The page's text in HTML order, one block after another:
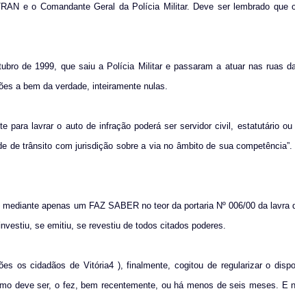
e o Comandante Geral da Polícia Militar. Deve ser lembrado que
de 1999, que saiu a Polícia Militar e passaram a atuar nas ruas
a bem da verdade, inteiramente nulas.
para lavrar o auto de infração poderá ser servidor civil, estatutário ou
de trânsito com jurisdição sobre a via no âmbito de sua competência”.
apenas um FAZ SABER no teor da portaria Nº 006/00 da lavra
se emitiu, se revestiu de todos citados poderes.
os cidadãos de Vitória4 ), finalmente, cogitou de regularizar o
deve ser, o fez, bem recentemente, ou há menos de seis meses. E